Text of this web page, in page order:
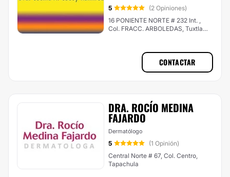
5
(2 Opiniones)
16 PONIENTE NORTE # 232 Int. ,
Col. FRACC. ARBOLEDAS, Tuxtla
CONTACTAR
DRA. ROCÍO MEDINA
FAJARDO
Dermatólogo
5
(1 Opinión)
Central Norte # 67, Col. Centro,
Tapachula